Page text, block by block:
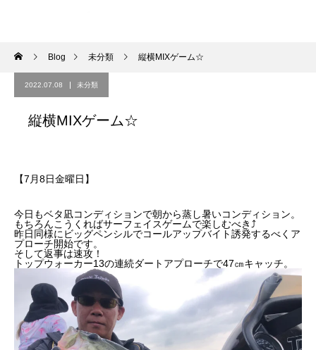
Blog 未分類 縦横MIXゲーム☆
2022.07.08 未分類
縦横MIXゲーム☆
【7月8日金曜日】
今日もベタ凪コンディションで朝から蒸し暑いコンディション。
もちろんこうくればサーフェイスゲームで楽しむべき⤴︎
昨日同様にビッグペンシルでコールアップバイト誘発するべくア
プローチ開始です。
そして返事は速攻！
トップウォーカー13の連続ダートアプローチで47㎝キャッチ。